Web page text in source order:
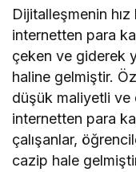
Dijitalleşmenin hız
internetten para
çeken ve giderek
haline gelmiştir.
düşük maliyetli ve
internetten para
çalışanlar,
cazip hale